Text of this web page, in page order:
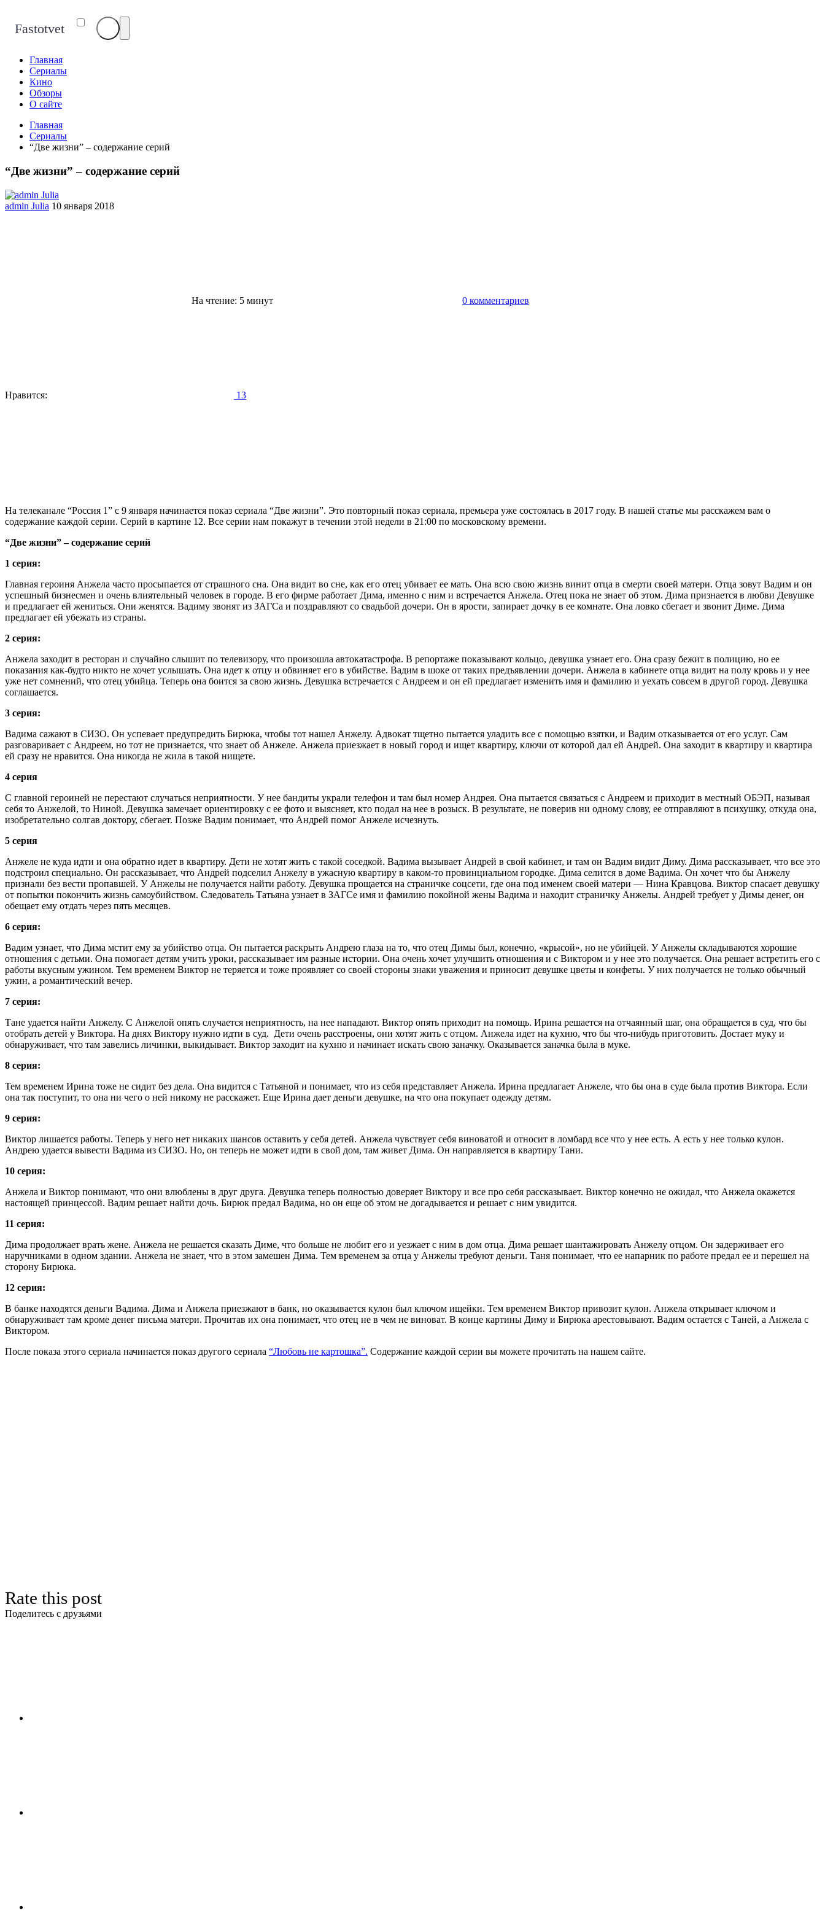
Fastotvet
Главная
Сериалы
Кино
Обзоры
О сайте
Главная
Сериалы
“Две жизни” – содержание серий
“Две жизни” – содержание серий
admin Julia 10 января 2018
На чтение: 5 минут 0 комментариев
Нравится: 13
На телеканале “Россия 1” с 9 января начинается показ сериала “Две жизни”. Это повторный показ сериала, премьера уже состоялась в 2017 году. В нашей статье мы расскажем вам о
содержание каждой серии. Серий в картине 12. Все серии нам покажут в течении этой недели в 21:00 по московскому времени.
“Две жизни” – содержание серий
1 серия:
Главная героиня Анжела часто просыпается от страшного сна. Она видит во сне, как его отец убивает ее мать. Она всю свою жизнь винит отца в смерти своей матери. Отца зовут Вадим и он
успешный бизнесмен и очень влиятельный человек в городе. В его фирме работает Дима, именно с ним и встречается Анжела. Отец пока не знает об этом. Дима признается в любви Девушке
и предлагает ей жениться. Они женятся. Вадиму звонят из ЗАГСа и поздравляют со свадьбой дочери. Он в ярости, запирает дочку в ее комнате. Она ловко сбегает и звонит Диме. Дима
предлагает ей убежать из страны.
2 серия:
Анжела заходит в ресторан и случайно слышит по телевизору, что произошла автокатастрофа. В репортаже показывают кольцо, девушка узнает его. Она сразу бежит в полицию, но ее
показания как-будто никто не хочет услышать. Она идет к отцу и обвиняет его в убийстве. Вадим в шоке от таких предъявлении дочери. Анжела в кабинете отца видит на полу кровь и у нее
уже нет сомнений, что отец убийца. Теперь она боится за свою жизнь. Девушка встречается с Андреем и он ей предлагает изменить имя и фамилию и уехать совсем в другой город. Девушка
соглашается.
3 серия:
Вадима сажают в СИЗО. Он успевает предупредить Бирюка, чтобы тот нашел Анжелу. Адвокат тщетно пытается уладить все с помощью взятки, и Вадим отказывается от его услуг. Сам
разговаривает с Андреем, но тот не признается, что знает об Анжеле. Анжела приезжает в новый город и ищет квартиру, ключи от которой дал ей Андрей. Она заходит в квартиру и квартира
ей сразу не нравится. Она никогда не жила в такой нищете.
4 серия
С главной героиней не перестают случаться неприятности. У нее бандиты украли телефон и там был номер Андрея. Она пытается связаться с Андреем и приходит в местный ОБЭП, называя
себя то Анжелой, то Ниной. Девушка замечает ориентировку с ее фото и выясняет, кто подал на нее в розыск. В результате, не поверив ни одному слову, ее отправляют в психушку, откуда она,
изобретательно солгав доктору, сбегает. Позже Вадим понимает, что Андрей помог Анжеле исчезнуть.
5 серия
Анжеле не куда идти и она обратно идет в квартиру. Дети не хотят жить с такой соседкой. Вадима вызывает Андрей в свой кабинет, и там он Вадим видит Диму. Дима рассказывает, что все это
подстроил специально. Он рассказывает, что Андрей подселил Анжелу в ужасную квартиру в каком-то провинциальном городке. Дима селится в доме Вадима. Он хочет что бы Анжелу
признали без вести пропавшей. У Анжелы не получается найти работу. Девушка прощается на страничке соцсети, где она под именем своей матери — Нина Кравцова. Виктор спасает девушку
от попытки покончить жизнь самоубийством. Следователь Татьяна узнает в ЗАГСе имя и фамилию покойной жены Вадима и находит страничку Анжелы. Андрей требует у Димы денег, он
обещает ему отдать через пять месяцев.
6 серия:
Вадим узнает, что Дима мстит ему за убийство отца. Он пытается раскрыть Андрею глаза на то, что отец Димы был, конечно, «крысой», но не убийцей. У Анжелы складываются хорошие
отношения с детьми. Она помогает детям учить уроки, рассказывает им разные истории. Она очень хочет улучшить отношения и с Виктором и у нее это получается. Она решает встретить его с
работы вкусным ужином. Тем временем Виктор не теряется и тоже проявляет со своей стороны знаки уважения и приносит девушке цветы и конфеты. У них получается не только обычный
ужин, а романтический вечер.
7 серия:
Тане удается найти Анжелу. С Анжелой опять случается неприятность, на нее нападают. Виктор опять приходит на помощь. Ирина решается на отчаянный шаг, она обращается в суд, что бы
отобрать детей у Виктора. На днях Виктору нужно идти в суд. Дети очень расстроены, они хотят жить с отцом. Анжела идет на кухню, что бы что-нибудь приготовить. Достает муку и
обнаруживает, что там завелись личинки, выкидывает. Виктор заходит на кухню и начинает искать свою заначку. Оказывается заначка была в муке.
8 серия:
Тем временем Ирина тоже не сидит без дела. Она видится с Татьяной и понимает, что из себя представляет Анжела. Ирина предлагает Анжеле, что бы она в суде была против Виктора. Если
она так поступит, то она ни чего о ней никому не расскажет. Еще Ирина дает деньги девушке, на что она покупает одежду детям.
9 серия:
Виктор лишается работы. Теперь у него нет никаких шансов оставить у себя детей. Анжела чувствует себя виноватой и относит в ломбард все что у нее есть. А есть у нее только кулон.
Андрею удается вывести Вадима из СИЗО. Но, он теперь не может идти в свой дом, там живет Дима. Он направляется в квартиру Тани.
10 серия:
Анжела и Виктор понимают, что они влюблены в друг друга. Девушка теперь полностью доверяет Виктору и все про себя рассказывает. Виктор конечно не ожидал, что Анжела окажется
настоящей принцессой. Вадим решает найти дочь. Бирюк предал Вадима, но он еще об этом не догадывается и решает с ним увидится.
11 серия:
Дима продолжает врать жене. Анжела не решается сказать Диме, что больше не любит его и уезжает с ним в дом отца. Дима решает шантажировать Анжелу отцом. Он задерживает его
наручниками в одном здании. Анжела не знает, что в этом замешен Дима. Тем временем за отца у Анжелы требуют деньги. Таня понимает, что ее напарник по работе предал ее и перешел на
сторону Бирюка.
12 серия:
В банке находятся деньги Вадима. Дима и Анжела приезжают в банк, но оказывается кулон был ключом ищейки. Тем временем Виктор привозит кулон. Анжела открывает ключом и
обнаруживает там кроме денег письма матери. Прочитав их она понимает, что отец не в чем не виноват. В конце картины Диму и Бирюка арестовывают. Вадим остается с Таней, а Анжела с
Виктором.
После показа этого сериала начинается показ другого сериала “Любовь не картошка”. Содержание каждой серии вы можете прочитать на нашем сайте.
Rate this post
Поделитесь с друзьями